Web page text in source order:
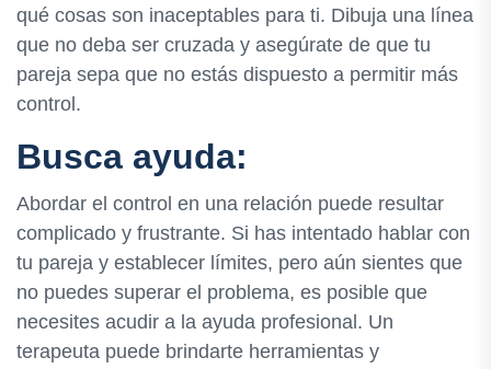
qué cosas son inaceptables para ti. Dibuja una línea
que no deba ser cruzada y asegúrate de que tu
pareja sepa que no estás dispuesto a permitir más
control.
Busca ayuda:
Abordar el control en una relación puede resultar
complicado y frustrante. Si has intentado hablar con
tu pareja y establecer límites, pero aún sientes que
no puedes superar el problema, es posible que
necesites acudir a la ayuda profesional. Un
terapeuta puede brindarte herramientas y